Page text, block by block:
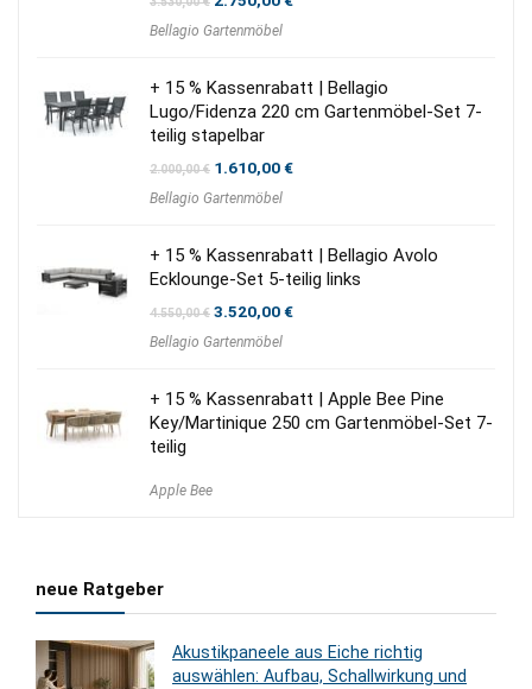
war:
Bellagio Gartenmöbel
+ 15 % Kassenrabatt | Bellagio
Lugo/Fidenza 220 cm Gartenmöbel-Set 7-
teilig stapelbar
2.000,00€ Ursprünglicher
war:
1.610,00€Aktueller
Bellagio Gartenmöbel
+ 15 % Kassenrabatt | Bellagio Avolo
Ecklounge-Set 5-teilig links
4.550,00€ Ursprünglicher
war:
3.520,00€Aktueller
Bellagio Gartenmöbel
+ 15 % Kassenrabatt | Apple Bee Pine
Key/Martinique 250 cm Gartenmöbel-Set 7-
teilig
Apple Bee
neue Ratgeber
Akustikpaneele aus Eiche richtig
auswählen: Aufbau, Schallwirkung und